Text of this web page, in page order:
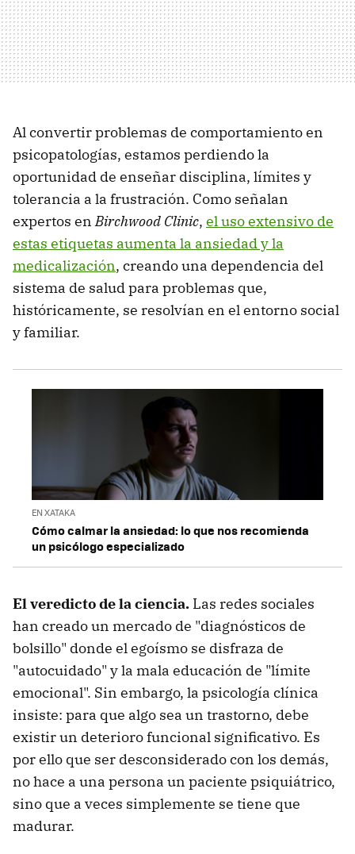
Al convertir problemas de comportamiento en
psicopatologías, estamos perdiendo la
oportunidad de enseñar disciplina, límites y
tolerancia a la frustración. Como señalan
expertos enBirchwood Clinic, el uso extensivo de
estas etiquetas aumenta la ansiedad y la
medicalización, creando una dependencia del
sistema de salud para problemas que,
históricamente, se resolvían en el entorno social
y familiar.
EN XATAKA
Cómo calmar la ansiedad: lo que nos recomienda
un psicólogo especializado
El veredicto de la ciencia. Las redes sociales
han creado un mercado de "diagnósticos de
bolsillo" donde el egoísmo se disfraza de
"autocuidado" y la mala educación de "límite
emocional". Sin embargo, la psicología clínica
insiste: para que algo sea un trastorno, debe
existir un deterioro funcional significativo. Es
por ello que ser desconsiderado con los demás,
no hace a una persona un paciente psiquiátrico,
sino que a veces simplemente se tiene que
madurar.